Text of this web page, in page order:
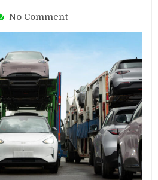
No Commenton
Mulai
Diler,
Produksi
Lokal
di
Purwakarta
Dikebut